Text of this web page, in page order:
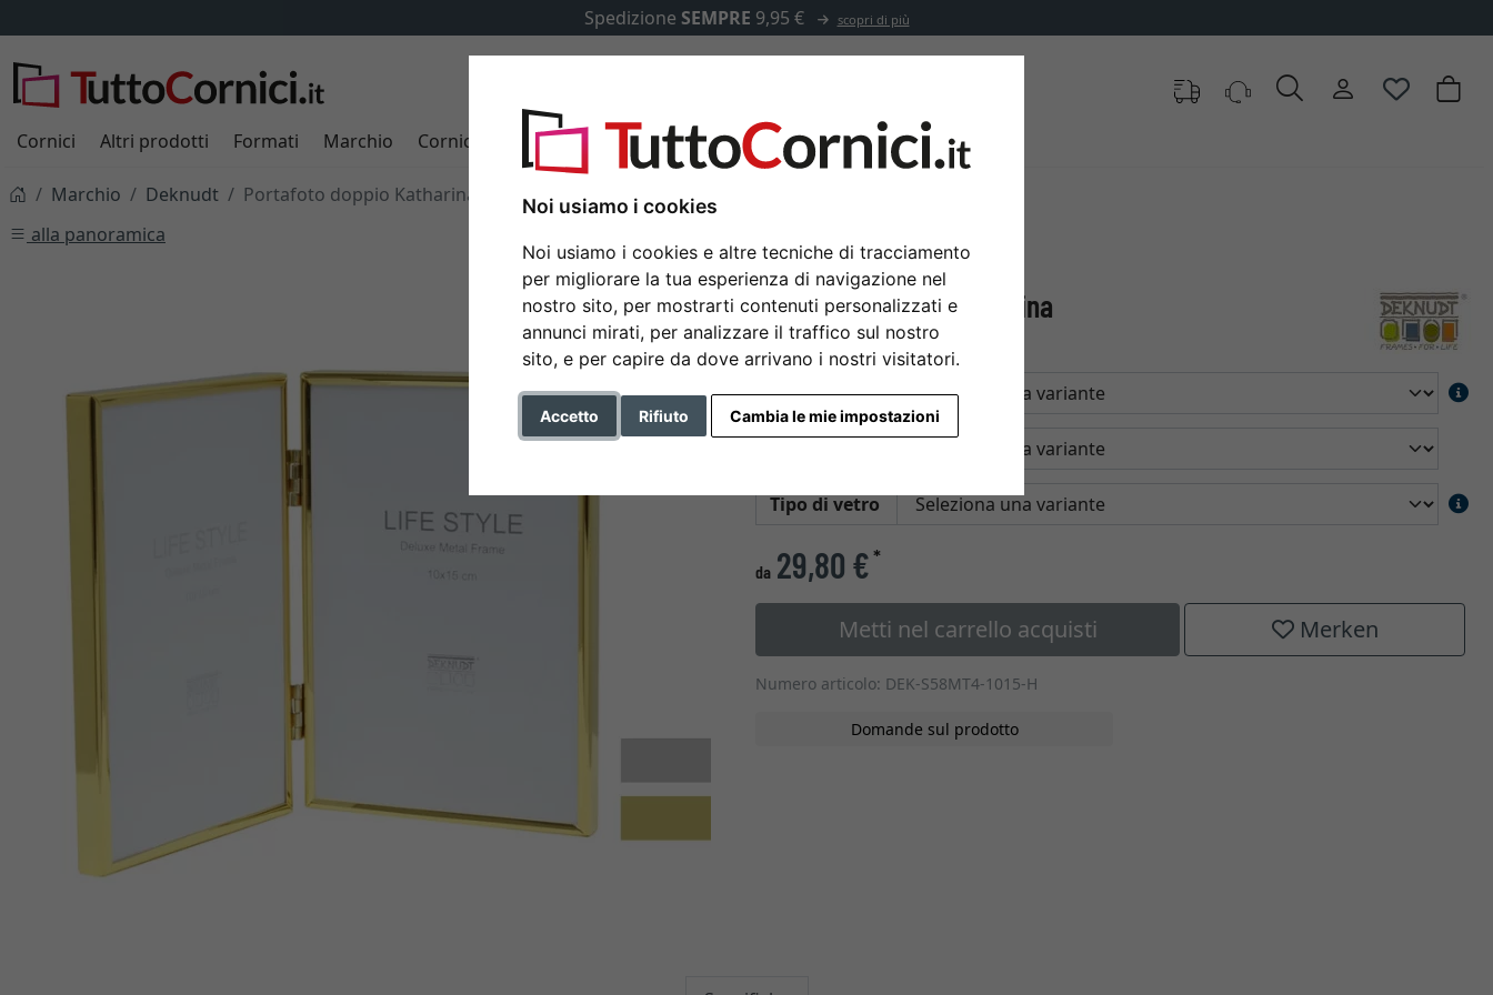
Noi usiamo i cookies
Noi usiamo i cookies e altre tecniche di tracciamento
per migliorare la tua esperienza di navigazione nel
nostro sito, per mostrarti contenuti personalizzati e
annunci mirati, per analizzare il traffico sul nostro
sito, e per capire da dove arrivano i nostri visitatori.
Accetto Rifiuto Cambia le mie impostazioni
Spedizione SEMPRE 9,95 € scopri di più
Cornici Altri prodotti Formati Marchio Cornici su misura Passepartout Accessori
Marchio Deknudt
Portafoto doppio Katharina
alla panoramica
Portafoto doppio Katharina
Formato
Tipo di vetro
da 29,80 €*
Metti nel carrello acquisti Merken
Numero articolo: DEK-S58MT4-1015-H
Domande sul prodotto